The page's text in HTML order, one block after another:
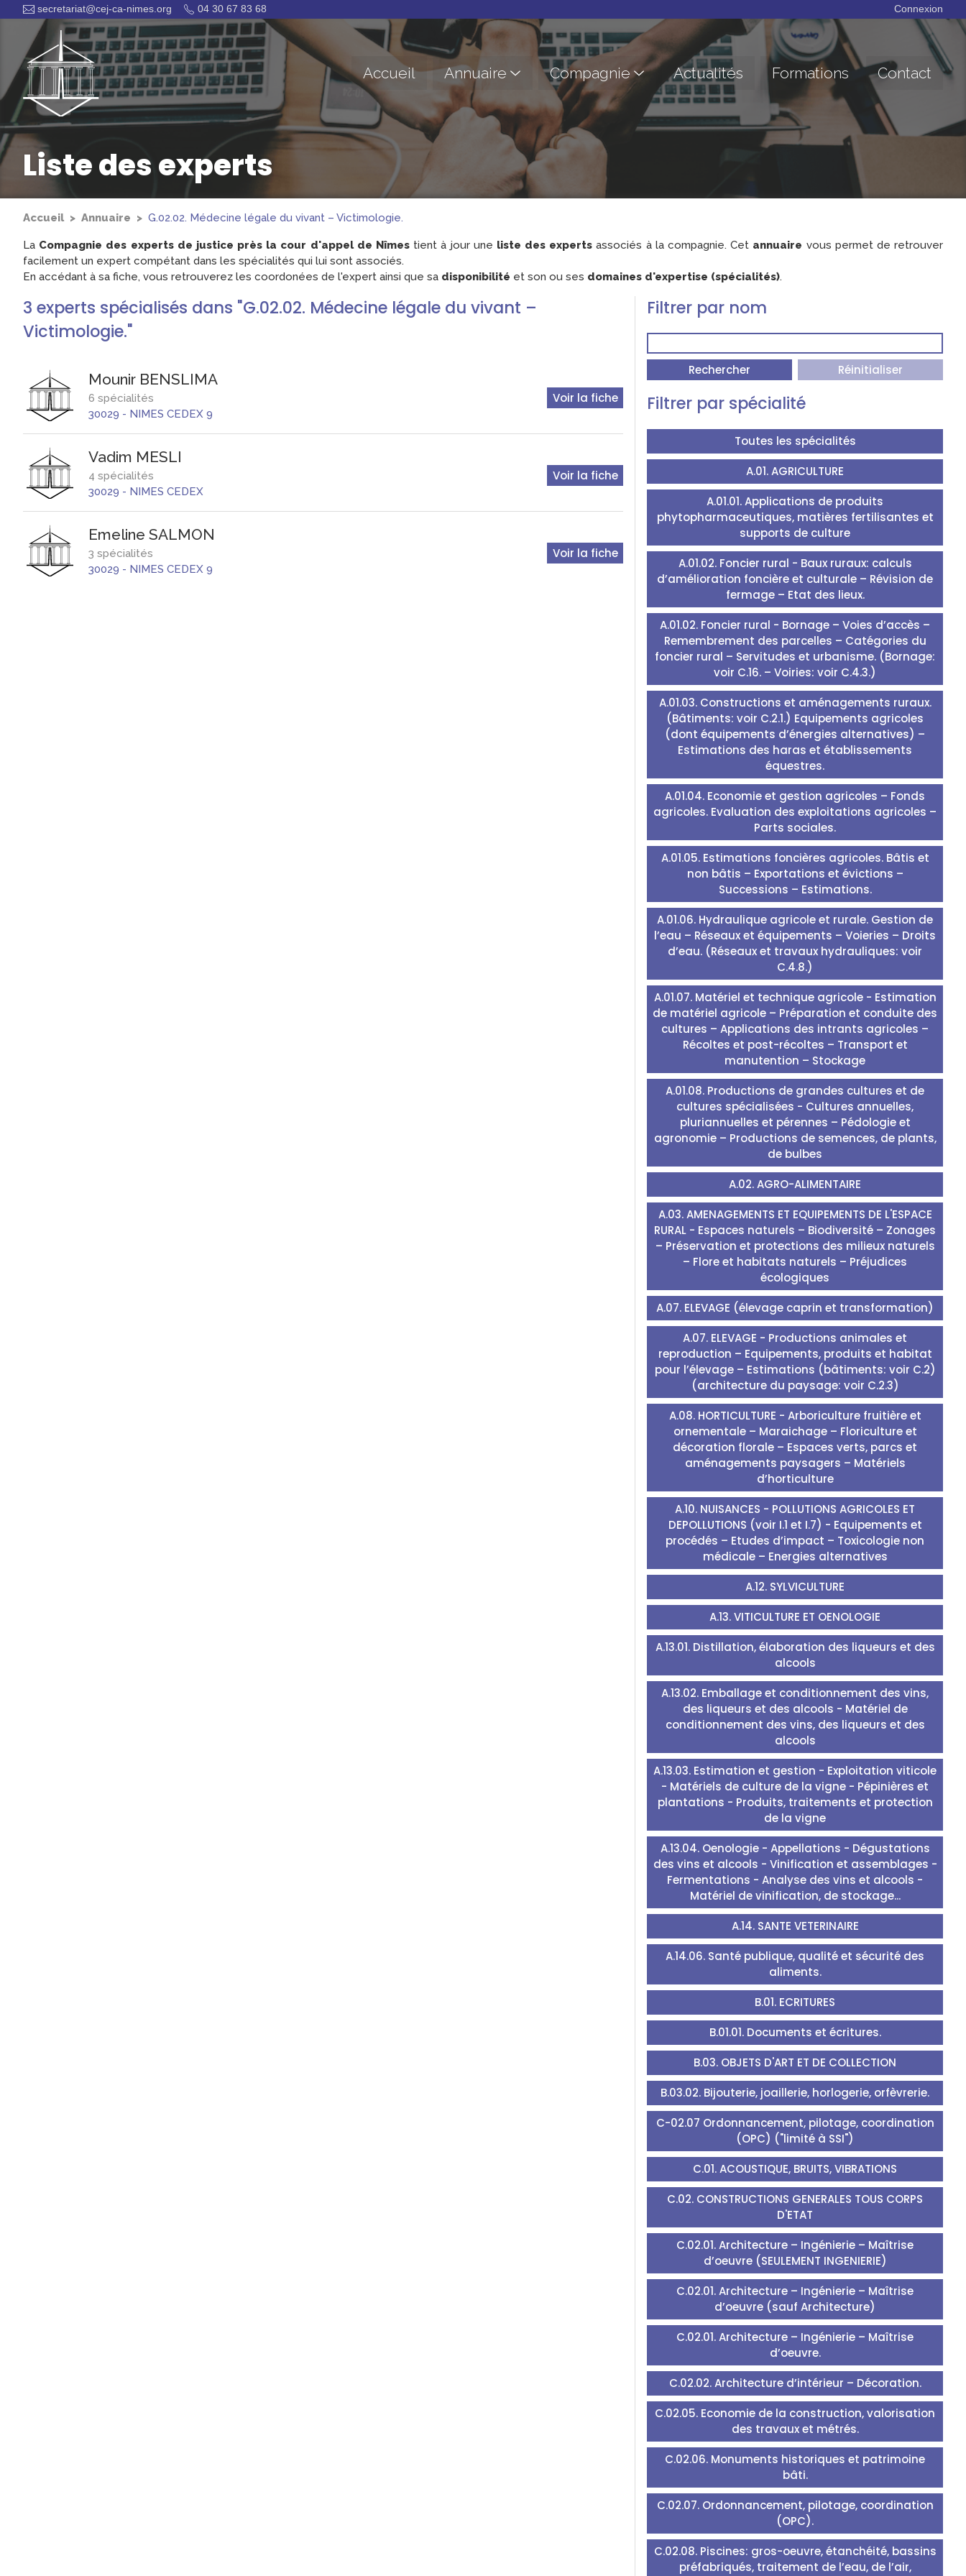
secretariat@cej-ca-nimes.org 04 30 67 83 68 Connexion
Accueil Annuaire Compagnie Actualités Formations Contact
Liste des experts
Accueil Annuaire G.02.02. Médecine légale du vivant – Victimologie.
La Compagnie des experts de justice près la cour d'appel de Nîmestient à jour une liste des experts associés à la compagnie. Cet annuaire vous permet de retrouver
facilement un expert compétant dans les spécialités qui lui sont associés.
En accédant à sa fiche, vous retrouverez les coordonées de l'expert ainsi que sa disponibilité et son ou ses domaines d'expertise (spécialités).
3 experts spécialisés dans "G.02.02. Médecine légale du vivant –
Victimologie."
Mounir BENSLIMA
6 spécialités
30029 - NIMES CEDEX 9
Voir la fiche
Vadim MESLI
4 spécialités
30029 - NIMES CEDEX
Voir la fiche
Emeline SALMON
3 spécialités
30029 - NIMES CEDEX 9
Voir la fiche
Filtrer par nom
Rechercher Réinitialiser
Filtrer par spécialité
Toutes les spécialités
A.01. AGRICULTURE
A.01.01. Applications de produits
phytopharmaceutiques, matières fertilisantes et
supports de culture
A.01.02. Foncier rural - Baux ruraux: calculs
d’amélioration foncière et culturale – Révision de
fermage – Etat des lieux.
A.01.02. Foncier rural - Bornage – Voies d’accès –
Remembrement des parcelles – Catégories du
foncier rural – Servitudes et urbanisme. (Bornage:
voir C.16. – Voiries: voir C.4.3.)
A.01.03. Constructions et aménagements ruraux.
(Bâtiments: voir C.2.1.) Equipements agricoles
(dont équipements d’énergies alternatives) –
Estimations des haras et établissements
équestres.
A.01.04. Economie et gestion agricoles – Fonds
agricoles. Evaluation des exploitations agricoles –
Parts sociales.
A.01.05. Estimations foncières agricoles. Bâtis et
non bâtis – Exportations et évictions –
Successions – Estimations.
A.01.06. Hydraulique agricole et rurale. Gestion de
l’eau – Réseaux et équipements – Voieries – Droits
d’eau. (Réseaux et travaux hydrauliques: voir
C.4.8.)
A.01.07. Matériel et technique agricole - Estimation
de matériel agricole – Préparation et conduite des
cultures – Applications des intrants agricoles –
Récoltes et post-récoltes – Transport et
manutention – Stockage
A.01.08. Productions de grandes cultures et de
cultures spécialisées - Cultures annuelles,
pluriannuelles et pérennes – Pédologie et
agronomie – Productions de semences, de plants,
de bulbes
A.02. AGRO-ALIMENTAIRE
A.03. AMENAGEMENTS ET EQUIPEMENTS DE L'ESPACE
RURAL - Espaces naturels – Biodiversité – Zonages
– Préservation et protections des milieux naturels
– Flore et habitats naturels – Préjudices
écologiques
A.07. ELEVAGE (élevage caprin et transformation)
A.07. ELEVAGE - Productions animales et
reproduction – Equipements, produits et habitat
pour l’élevage – Estimations (bâtiments: voir C.2)
(architecture du paysage: voir C.2.3)
A.08. HORTICULTURE - Arboriculture fruitière et
ornementale – Maraichage – Floriculture et
décoration florale – Espaces verts, parcs et
aménagements paysagers – Matériels
d’horticulture
A.10. NUISANCES - POLLUTIONS AGRICOLES ET
DEPOLLUTIONS (voir I.1 et I.7) - Equipements et
procédés – Etudes d’impact – Toxicologie non
médicale – Energies alternatives
A.12. SYLVICULTURE
A.13. VITICULTURE ET OENOLOGIE
A.13.01. Distillation, élaboration des liqueurs et des
alcools
A.13.02. Emballage et conditionnement des vins,
des liqueurs et des alcools - Matériel de
conditionnement des vins, des liqueurs et des
alcools
A.13.03. Estimation et gestion - Exploitation viticole
- Matériels de culture de la vigne - Pépinières et
plantations - Produits, traitements et protection
de la vigne
A.13.04. Oenologie - Appellations - Dégustations
des vins et alcools - Vinification et assemblages -
Fermentations - Analyse des vins et alcools -
Matériel de vinification, de stockage...
A.14. SANTE VETERINAIRE
A.14.06. Santé publique, qualité et sécurité des
aliments.
B.01. ECRITURES
B.01.01. Documents et écritures.
B.03. OBJETS D'ART ET DE COLLECTION
B.03.02. Bijouterie, joaillerie, horlogerie, orfèvrerie.
C-02.07 Ordonnancement, pilotage, coordination
(OPC) ("limité à SSI")
C.01. ACOUSTIQUE, BRUITS, VIBRATIONS
C.02. CONSTRUCTIONS GENERALES TOUS CORPS
D'ETAT
C.02.01. Architecture – Ingénierie – Maîtrise
d’oeuvre (SEULEMENT INGENIERIE)
C.02.01. Architecture – Ingénierie – Maîtrise
d’oeuvre (sauf Architecture)
C.02.01. Architecture – Ingénierie – Maîtrise
d’oeuvre.
C.02.02. Architecture d’intérieur – Décoration.
C.02.05. Economie de la construction, valorisation
des travaux et métrés.
C.02.06. Monuments historiques et patrimoine
bâti.
C.02.07. Ordonnancement, pilotage, coordination
(OPC).
C.02.08. Piscines: gros-oeuvre, étanchéité, bassins
préfabriqués, traitement de l’eau, de l’air,